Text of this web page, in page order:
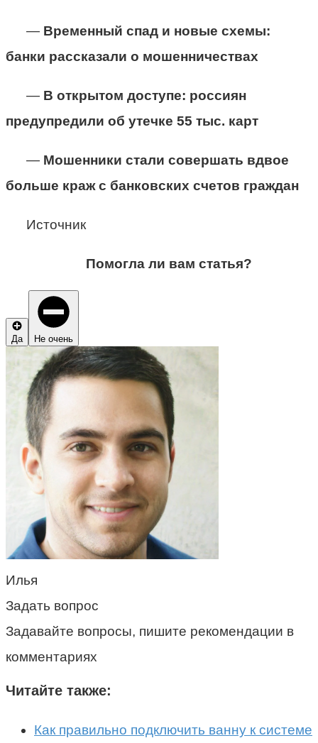
— Временный спад и новые схемы:
банки рассказали о мошенничествах
— В открытом доступе: россиян
предупредили об утечке 55 тыс. карт
— Мошенники стали совершать вдвое
больше краж с банковских счетов граждан
Источник
Помогла ли вам статья?
Да Не очень
Илья
Задать вопрос
Задавайте вопросы, пишите рекомендации в
комментариях
Читайте также:
Как правильно подключить ванну к системе